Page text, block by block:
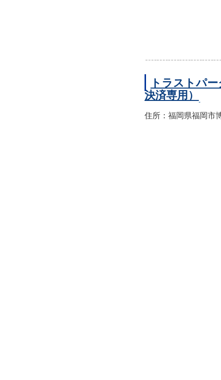
トラストパ
決済専用）
住所：福岡県福岡市